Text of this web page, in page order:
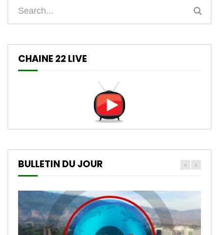
CHAINE 22 LIVE
BULLETIN DU JOUR